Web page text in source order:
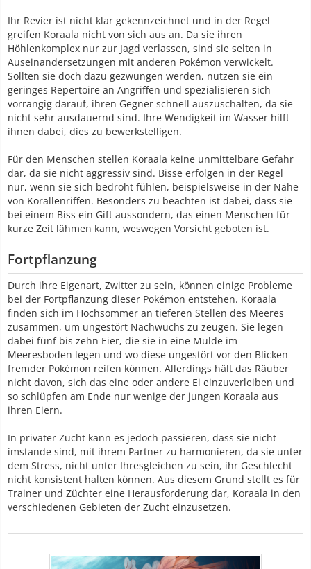
Ihr Revier ist nicht klar gekennzeichnet und in der Regel
greifen Koraala nicht von sich aus an. Da sie ihren
Höhlenkomplex nur zur Jagd verlassen, sind sie selten in
Auseinandersetzungen mit anderen Pokémon verwickelt.
Sollten sie doch dazu gezwungen werden, nutzen sie ein
geringes Repertoire an Angriffen und spezialisieren sich
vorrangig darauf, ihren Gegner schnell auszuschalten, da sie
nicht sehr ausdauernd sind. Ihre Wendigkeit im Wasser hilft
ihnen dabei, dies zu bewerkstelligen.
Für den Menschen stellen Koraala keine unmittelbare Gefahr
dar, da sie nicht aggressiv sind. Bisse erfolgen in der Regel
nur, wenn sie sich bedroht fühlen, beispielsweise in der Nähe
von Korallenriffen. Besonders zu beachten ist dabei, dass sie
bei einem Biss ein Gift aussondern, das einen Menschen für
kurze Zeit lähmen kann, weswegen Vorsicht geboten ist.
Fortpflanzung
Durch ihre Eigenart, Zwitter zu sein, können einige Probleme
bei der Fortpflanzung dieser Pokémon entstehen. Koraala
finden sich im Hochsommer an tieferen Stellen des Meeres
zusammen, um ungestört Nachwuchs zu zeugen. Sie legen
dabei fünf bis zehn Eier, die sie in eine Mulde im
Meeresboden legen und wo diese ungestört vor den Blicken
fremder Pokémon reifen können. Allerdings hält das Räuber
nicht davon, sich das eine oder andere Ei einzuverleiben und
so schlüpfen am Ende nur wenige der jungen Koraala aus
ihren Eiern.
In privater Zucht kann es jedoch passieren, dass sie nicht
imstande sind, mit ihrem Partner zu harmonieren, da sie unter
dem Stress, nicht unter Ihresgleichen zu sein, ihr Geschlecht
nicht konsistent halten können. Aus diesem Grund stellt es für
Trainer und Züchter eine Herausforderung dar, Koraala in den
verschiedenen Gebieten der Zucht einzusetzen.